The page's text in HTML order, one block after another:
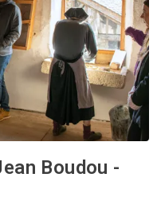
Boudou -